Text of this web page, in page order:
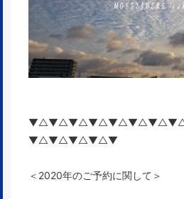
▼△▼△▼△▼△▼
＜2020年のご予約に関して＞